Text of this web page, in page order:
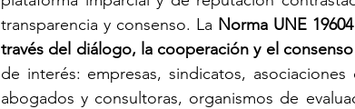
transparencia y consenso. La Norma UNE
través del diálogo, la cooperación y el consenso
de interés: empresas, sindicatos,
abogados y consultoras, organismos de